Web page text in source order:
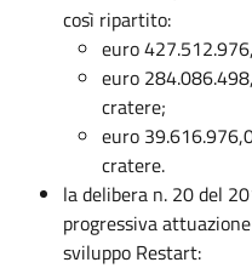
così ripartito:
euro
euro
cratere;
euro
cratere.
la delibera n. 20 del
progressiva
sviluppo Restart: